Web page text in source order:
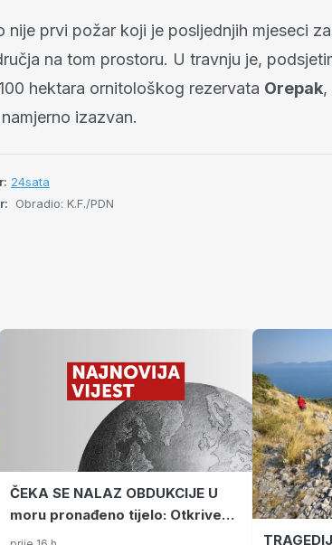
nije prvi požar koji je posljednjih mjeseci
na tom prostoru. U travnju je,
hektara ornitološkog rezervata Orepak,
izazvan.
24sata
Obradio: K.F./PDN
ČEKA SE NALAZ OBDUKCIJE U
moru pronađeno tijelo: Otkriveno
o kome se radi